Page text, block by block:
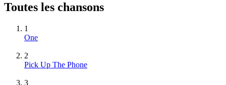
Toutes les chansons
1
One
2
Pick Up The Phone
3